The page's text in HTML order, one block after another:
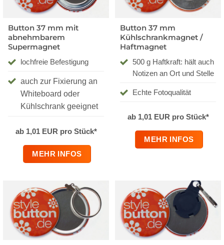
Button 37 mm mit
abnehmbarem
Supermagnet
lochfreie Befestigung
auch zur Fixierung an
Whiteboard oder
Kühlschrank geeignet
ab 1,01 EUR pro Stück*
MEHR INFOS
Button 37 mm
Kühlschrankmagnet /
Haftmagnet
500 g Haftkraft: hält auch
Notizen an Ort und Stelle
Echte Fotoqualität
ab 1,01 EUR pro Stück*
MEHR INFOS